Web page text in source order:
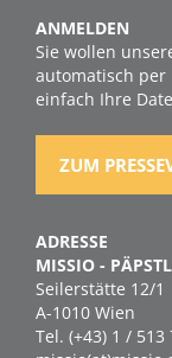
ANMELDEN
Sie wollen
automatisch per
einfach Ihre
ZUM
ADRESSE
MISSIO -
Seilerstätte 12/1
A-1010 Wien
Tel. (+43) 1 / 513